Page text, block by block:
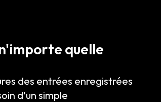
quelle
des entrées enregistrées
d'un simple